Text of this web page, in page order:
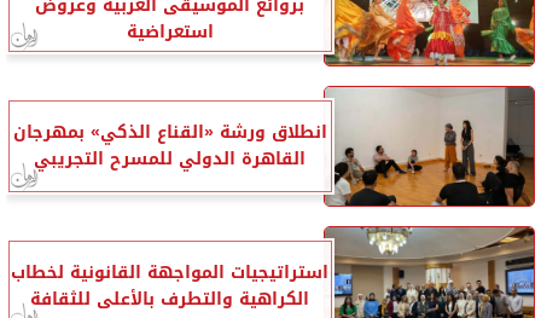
استعراضية
انطلاق ورشة «القناع الذكي» بمهرجان
القاهرة الدولي للمسرح التجريبي
استراتيجيات المواجهة القانونية لخطاب
الكراهية والتطرف بالأعلى للثقافة